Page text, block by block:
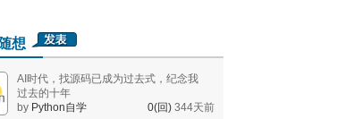
想
AI时代，找源码已成为过去式，纪念我
过去的十年
by Python自学 0(回) 344天前